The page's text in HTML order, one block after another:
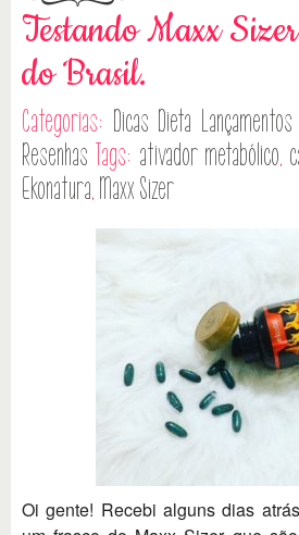
Testando Maxx
do Brasil.
Categorias: Dicas Dieta Lançamentos
Resenhas Tags: ativador metabólico,
Ekonatura, Maxx Sizer
Oi gente! Recebi alguns dias